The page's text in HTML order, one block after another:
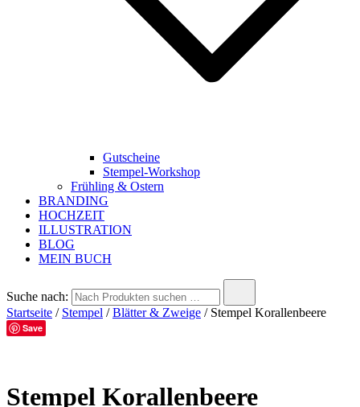
Gutscheine
Stempel-Workshop
Frühling & Ostern
BRANDING
HOCHZEIT
ILLUSTRATION
BLOG
MEIN BUCH
Suche nach:
Startseite / Stempel /Blätter & Zweige / Stempel Korallenbeere
Save
Stempel Korallenbeere